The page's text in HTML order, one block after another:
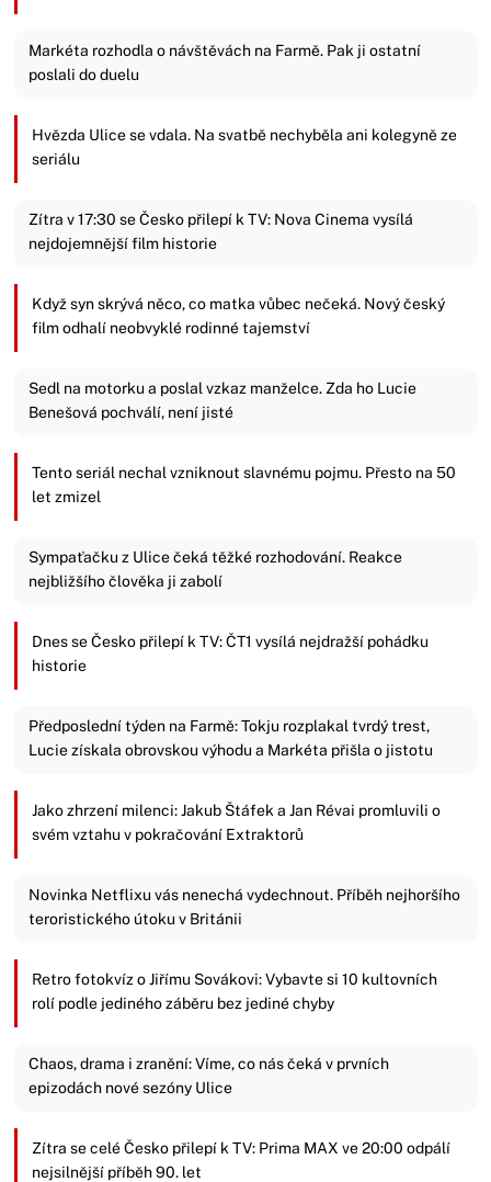
Markéta rozhodla o návštěvách na Farmě. Pak ji ostatní
poslali do duelu
Hvězda Ulice se vdala. Na svatbě nechyběla ani kolegyně ze
seriálu
Zítra v 17:30 se Česko přilepí k TV: Nova Cinema vysílá
nejdojemnější film historie
Když syn skrývá něco, co matka vůbec nečeká. Nový český
film odhalí neobvyklé rodinné tajemství
Sedl na motorku a poslal vzkaz manželce. Zda ho Lucie
Benešová pochválí, není jisté
Tento seriál nechal vzniknout slavnému pojmu. Přesto na 50
let zmizel
Sympaťačku z Ulice čeká těžké rozhodování. Reakce
nejbližšího člověka ji zabolí
Dnes se Česko přilepí k TV: ČT1 vysílá nejdražší pohádku
historie
Předposlední týden na Farmě: Tokju rozplakal tvrdý trest,
Lucie získala obrovskou výhodu a Markéta přišla o jistotu
Jako zhrzení milenci: Jakub Štáfek a Jan Révai promluvili o
svém vztahu v pokračování Extraktorů
Novinka Netflixu vás nenechá vydechnout. Příběh nejhoršího
teroristického útoku v Británii
Retro fotokvíz o Jiřímu Sovákovi: Vybavte si 10 kultovních
rolí podle jediného záběru bez jediné chyby
Chaos, drama i zranění: Víme, co nás čeká v prvních
epizodách nové sezóny Ulice
Zítra se celé Česko přilepí k TV: Prima MAX ve 20:00 odpálí
nejsilnější příběh 90. let